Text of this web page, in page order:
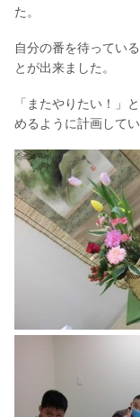
た。
自分の番を待ってい
とが出来ました。
「またやりたい！」
めるように計画して